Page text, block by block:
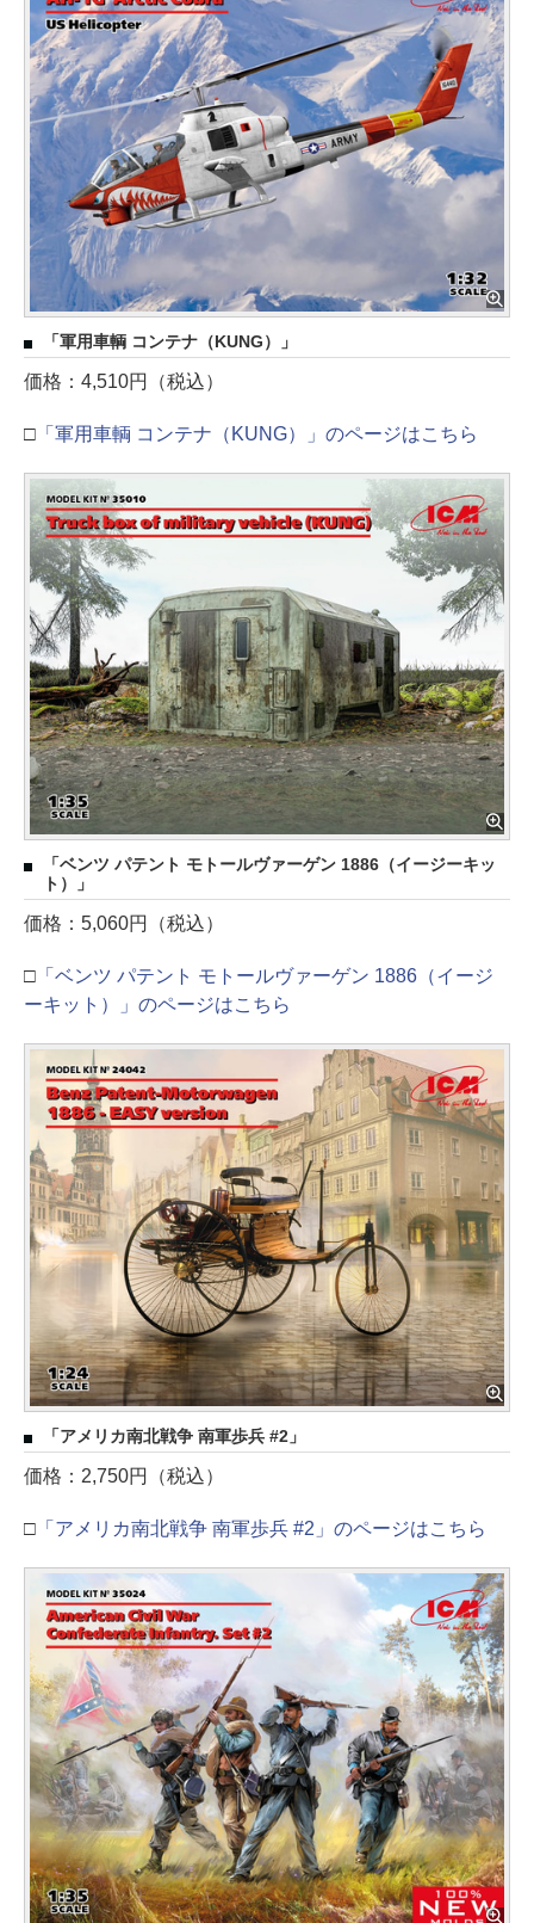
「軍用車輌 コンテナ（KUNG）」
価格：4,510円（税込）
□ 「軍用車輌 コンテナ（KUNG）」のページはこちら
「ベンツ パテント モトールヴァーゲン 1886（イージーキッ
ト）」
価格：5,060円（税込）
□ 「ベンツ パテント モトールヴァーゲン 1886（イージ
ーキット）」のページはこちら
「アメリカ南北戦争 南軍歩兵 #2」
価格：2,750円（税込）
□ 「アメリカ南北戦争 南軍歩兵 #2」のページはこちら